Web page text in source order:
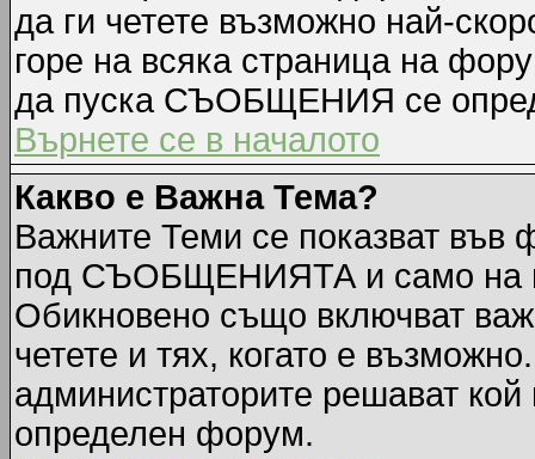
да ги четете възможно най-
горе на всяка страница на
да пуска СЪОБЩЕНИЯ се
Върнете се в началото
Какво е Важна Тема?
Важните Теми се показват във
под СЪОБЩЕНИЯТА и само на
Обикновено също включват
четете и тях, когато е
администраторите решават
определен форум.